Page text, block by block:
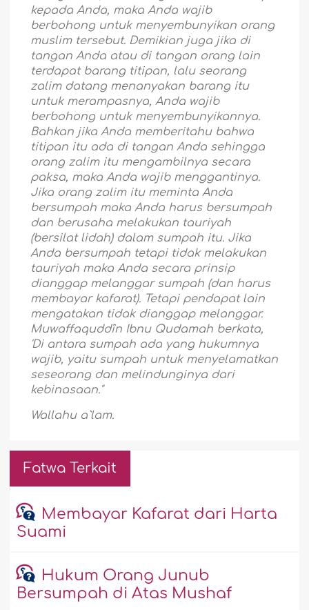
kepada Anda, maka Anda wajib
berbohong untuk menyembunyikan orang
muslim tersebut. Demikian juga jika di
tangan Anda atau di tangan orang lain
terdapat barang titipan, lalu seorang
zalim datang menanyakan barang itu
untuk merampasnya, Anda wajib
berbohong untuk menyembunyikannya.
Bahkan jika Anda memberitahu bahwa
titipan itu ada di tangan Anda sehingga
orang zalim itu mengambilnya secara
paksa, maka Anda wajib menggantinya.
Jika orang zalim itu meminta Anda
bersumpah maka Anda harus bersumpah
dan berusaha melakukan tauriyah
(bersilat lidah) dalam sumpah itu. Jika
Anda bersumpah tetapi tidak melakukan
tauriyah maka Anda secara prinsip
dianggap melanggar sumpah (dan harus
membayar kafarat). Tetapi pendapat lain
mengatakan tidak dianggap melanggar.
Muwaffaquddîn Ibnu Qudamah berkata,
'Di antara sumpah ada yang hukumnya
wajib, yaitu sumpah untuk menyelamatkan
seseorang dan melindunginya dari
kebinasaan."
Wallahu a`lam.
Fatwa Terkait
Membayar Kafarat dari Harta
Suami
Hukum Orang Junub
Bersumpah di Atas Mushaf